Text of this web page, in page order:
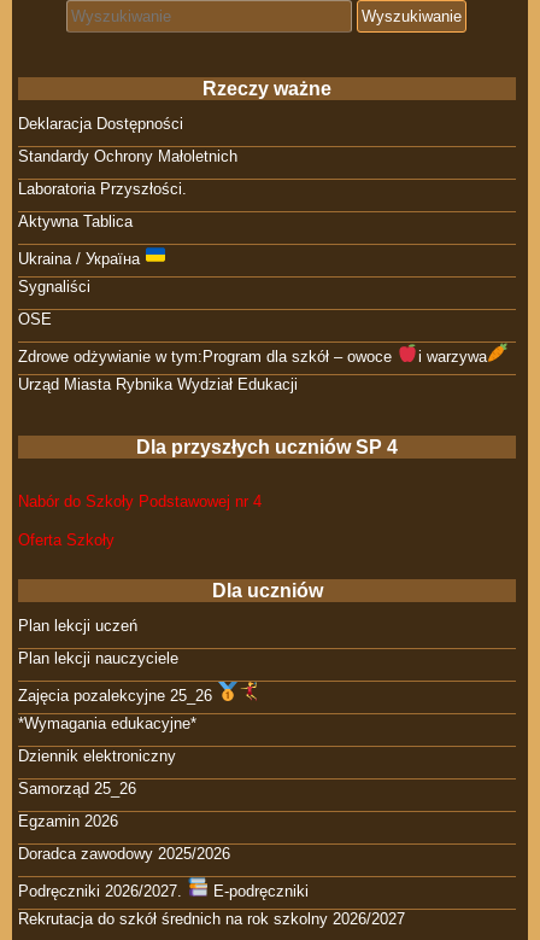
Search for:
Rzeczy ważne
Deklaracja Dostępności
Standardy Ochrony Małoletnich
Laboratoria Przyszłości.
Aktywna Tablica
Ukraina / Україна
Sygnaliści
OSE
Zdrowe odżywianie w tym:Program dla szkół – owoce
i warzywa
Urząd Miasta Rybnika Wydział Edukacji
Dla przyszłych uczniów SP 4
Nabór do Szkoły Podstawowej nr 4
Oferta Szkoły
Dla uczniów
Plan lekcji uczeń
Plan lekcji nauczyciele
Zajęcia pozalekcyjne 25_26
*Wymagania edukacyjne*
Dziennik elektroniczny
Samorząd 25_26
Egzamin 2026
Doradca zawodowy 2025/2026
Podręczniki 2026/2027.
E-podręczniki
Rekrutacja do szkół średnich na rok szkolny 2026/2027